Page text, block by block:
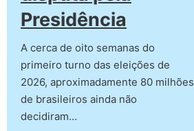
Presidência
A cerca de oito semanas do
primeiro turno das eleições de
2026, aproximadamente 80 milhões
de brasileiros ainda não
decidiram…